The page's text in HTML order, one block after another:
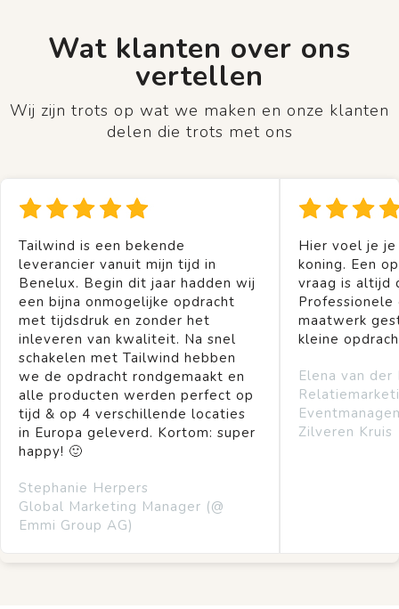
Wat klanten over ons
vertellen
Wij zijn trots op wat we maken en onze klanten
delen die trots met ons
Tailwind is een bekende
leverancier vanuit mijn tijd in
Benelux. Begin dit jaar hadden wij
een bijna onmogelijke opdracht
met tijdsdruk en zonder het
inleveren van kwaliteit. Na snel
schakelen met Tailwind hebben
we de opdracht rondgemaakt en
alle producten werden perfect op
tijd & op 4 verschillende locaties
in Europa geleverd. Kortom: super
happy! 🙂
Stephanie Herpers
Global Marketing Manager (@
Emmi Group AG)
Hier voel je
koning. Een
vraag is altijd
Professionele
maatwerk
kleine
Elena van der
Zilveren Kruis